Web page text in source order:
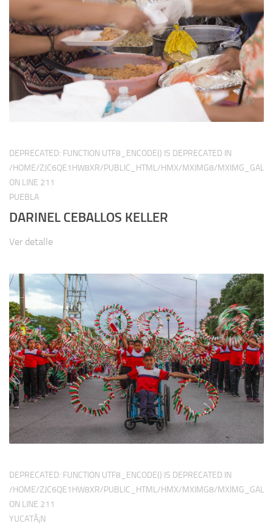
DEPRECATED: FUNCTION UTF8_ENCODE() IS DEPRECATED IN
/HOME/ZJC6QE1HW8XR/PUBLIC_HTML/HMX/MXIMG8/
ON LINE 211
PUEBLA
DARINEL CEBALLOS KELLER
Ver detalle
DEPRECATED: FUNCTION UTF8_ENCODE() IS DEPRECATED IN
/HOME/ZJC6QE1HW8XR/PUBLIC_HTML/HMX/MXIMG8/
ON LINE 211
YUCATÃ¡N